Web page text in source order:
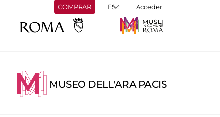
COMPRAR Acceder
MUSEO DELL'ARA PACIS